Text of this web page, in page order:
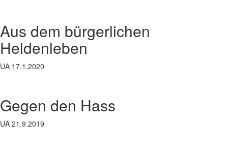
Aus dem bürgerlichen
Heldenleben
UA 17.1.2020
Gegen den Hass
UA 21.9.2019